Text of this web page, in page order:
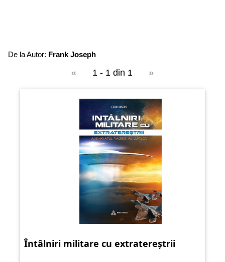
De la Autor: Frank Joseph
« 1 - 1 din 1 »
Întâlniri militare cu extratereștrii